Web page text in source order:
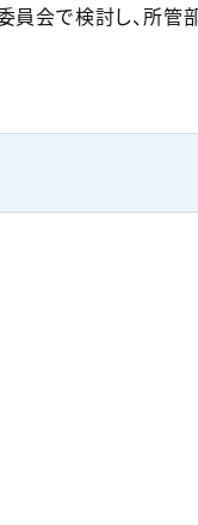
員会で検討し、所管